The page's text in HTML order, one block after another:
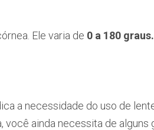
Ele varia de 0 a 180 graus.
a necessidade do uso de
você ainda necessita de alguns